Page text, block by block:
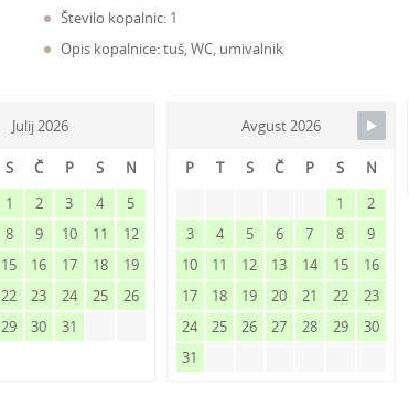
Število kopalnic: 1
Opis kopalnice: tuš, WC, umivalnik
Julij 2026
S Č P S
N
1
2 3 4
5
8 9 10 11
12
15 16 17 18
19
22 23 24 25
26
29 30 31
Avgust 2026
P T S Č P S
N
1
2
3
4 5 6 7 8
9
10
11 12 13 14 15
16
17
18 19 20 21 22
23
24
25 26 27 28 29
30
31